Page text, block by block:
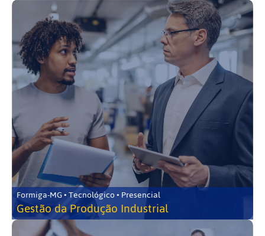
Formiga-MG • Tecnológico • Presencial
Gestão da Produção Industrial